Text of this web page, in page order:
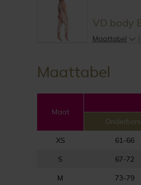
VD body
Maattabel
Maattabel
Maat
XS 61-66
S 67-72
M 73-79